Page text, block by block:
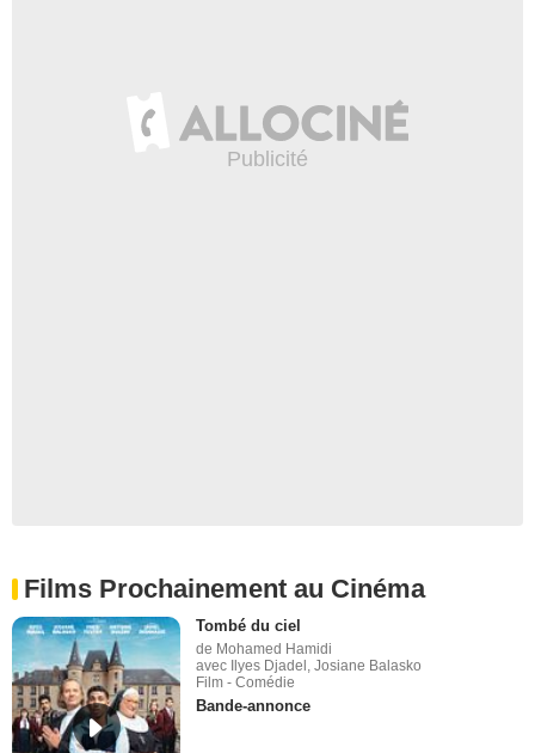
Films Prochainement au Cinéma
Tombé du ciel
de Mohamed Hamidi
avec Ilyes Djadel, Josiane Balasko
Film - Comédie
Bande-annonce